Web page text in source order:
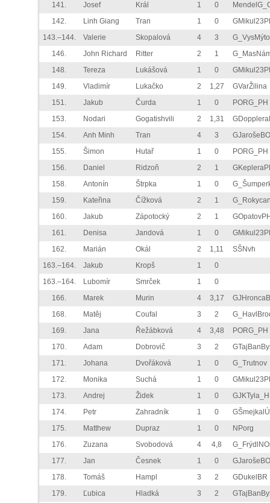
141.
Josef Král 1 0
142.
Linh Giang Tran 1 0
143.–144.
Valerie Skopalová 4 3
G_VysMýto
146.
John Richard Ritter 2 1
148.
Tereza Lukášová 1 0
149.
Vladimír Lukačko 2 1,27
GVarŽilina
151.
Jakub Čurda 1 0
PORG_PH
153.
Nodari Gogatishvili 2 1,31
154.
Anh Minh Tran 4 3
GJarošeBO
155.
Šimon Hutař 1 0
PORG_PH
156.
Daniel Ridzoň 2 1
158.
Antonín Štrpka 1 0
159.
Kateřina Čížková 2 1
160.
Jakub Zápotocký 2 1
161.
Denisa Jandová 1 0
162.
Marián Okál 2 1,11
SŠNvh
163.–164.
Jakub Kropš 1
0
163.–164.
Lubomír Smrček 1
0
166.
Marek Murin 4 3,17
168.
Matěj Coufal 3 2
169.
Jana Řežábková 4 3,48
PORG_PH
170.
Adam Dobrovič 3 2
171.
Johana Dvořáková 1 0
G_Trutnov
172.
Monika Suchá 1 0
173.
Andrej Židek 1 0
174.
Petr Zahradník 1 0
175.
Matthew Dupraz 1 0
NPorg
176.
Zuzana Svobodová 4 4,8
177.
Jan Česnek 1 0
GJarošeBO
178.
Tomáš Hampl 3 2
GDukelBR
179.
Ľubica Hladká 3 2